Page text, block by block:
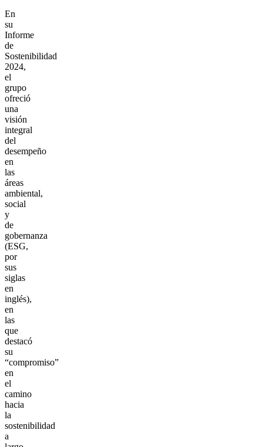
En
su
Informe
de
Sostenibilidad
2024,
el
grupo
ofreció
una
visión
integral
del
desempeño
en
las
áreas
ambiental,
social
y
de
gobernanza
(ESG,
por
sus
siglas
en
inglés),
en
las
que
destacó
su
“compromiso”
en
el
camino
hacia
la
sostenibilidad
a